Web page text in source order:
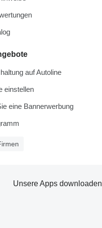
auf Autoline
einstellen
eine Bannerwerbung
Unsere Apps downloaden